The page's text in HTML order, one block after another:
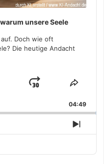
unsere Seele
Doch wie oft
Die heutige Andacht
Jump
Forward
Share
04:49
Next